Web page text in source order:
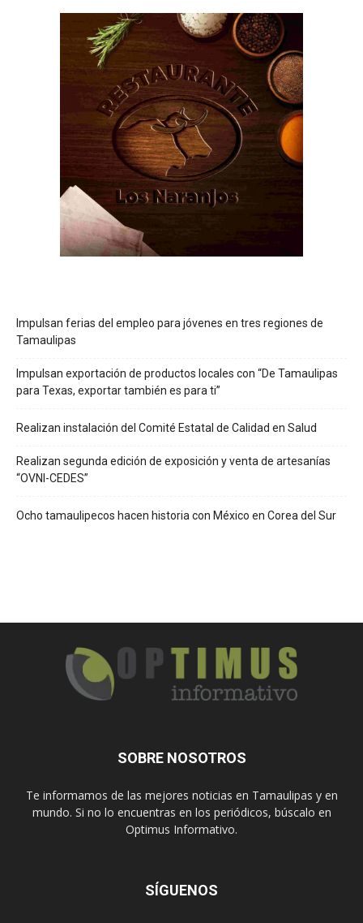
Impulsan ferias del empleo para jóvenes en tres regiones de
Tamaulipas
Impulsan exportación de productos locales con “De Tamaulipas
para Texas, exportar también es para ti”
Realizan instalación del Comité Estatal de Calidad en Salud
Realizan segunda edición de exposición y venta de artesanías
“OVNI-CEDES”
Ocho tamaulipecos hacen historia con México en Corea del Sur
SOBRE NOSOTROS
Te informamos de las mejores noticias en Tamaulipas y en
mundo. Si no lo encuentras en los periódicos, búscalo en
Optimus Informativo.
SÍGUENOS